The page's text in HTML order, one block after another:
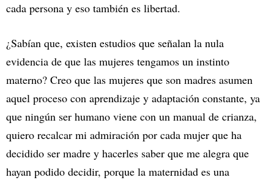
cada persona y eso también es libertad.
¿Sabían que, existen estudios que señalan la nula
evidencia de que las mujeres tengamos un instinto
materno? Creo que las mujeres que son madres asumen
aquel proceso con aprendizaje y adaptación constante, ya
que ningún ser humano viene con un manual de crianza,
quiero recalcar mi admiración por cada mujer que ha
decidido ser madre y hacerles saber que me alegra que
hayan podido decidir, porque la maternidad es una